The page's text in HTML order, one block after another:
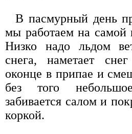
В пасмурный день
мы работаем на самой
Низко надо льдом
снега, наметает
оконце в припае и
без того
забивается салом и
коркой.